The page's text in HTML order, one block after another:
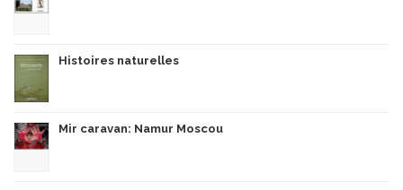
Histoires naturelles
Mir caravan: Namur Moscou